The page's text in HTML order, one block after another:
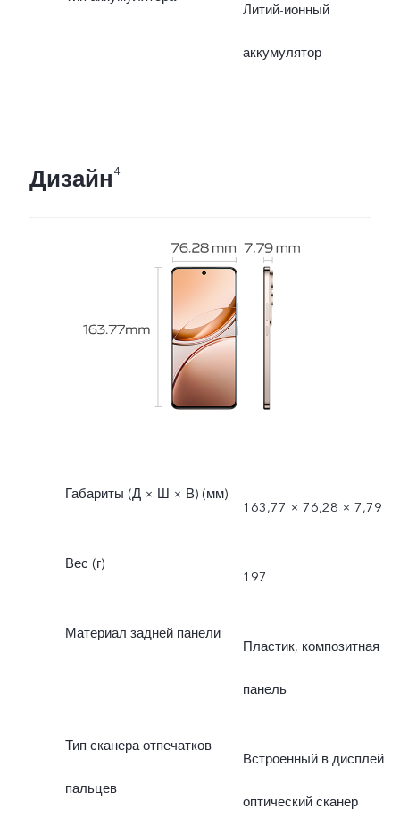
Литий-ионный
аккумулятор
Дизайн4
Габариты (Д × Ш × В) (мм)
163,77 × 76,28 × 7,79
Вес (г)
197
Материал задней панели
Пластик, композитная
панель
Тип сканера отпечатков
пальцев
Встроенный в дисплей
оптический сканер